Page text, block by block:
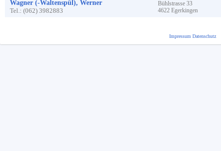
Wagner (-Waltenspül), Werner
Tel.: (062) 3982883
Bühlstrasse 33
4622 Egerkingen
Impressum Datenschutz